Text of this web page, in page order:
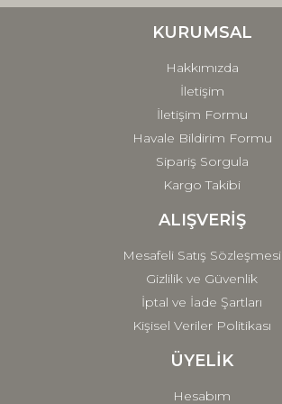
Ürün fiyatı diğer sitelerden daha pahalı.
Gönder
KURUMSAL
Hakkımızda
İletişim
İletişim Formu
Havale Bildirim Formu
Sipariş Sorgula
Kargo Takibi
ALIŞVERİŞ
Mesafeli Satış Sözleşmesi
Gizlilik ve Güvenlik
İptal ve İade Şartları
Kişisel Veriler Politikası
ÜYELİK
Hesabım